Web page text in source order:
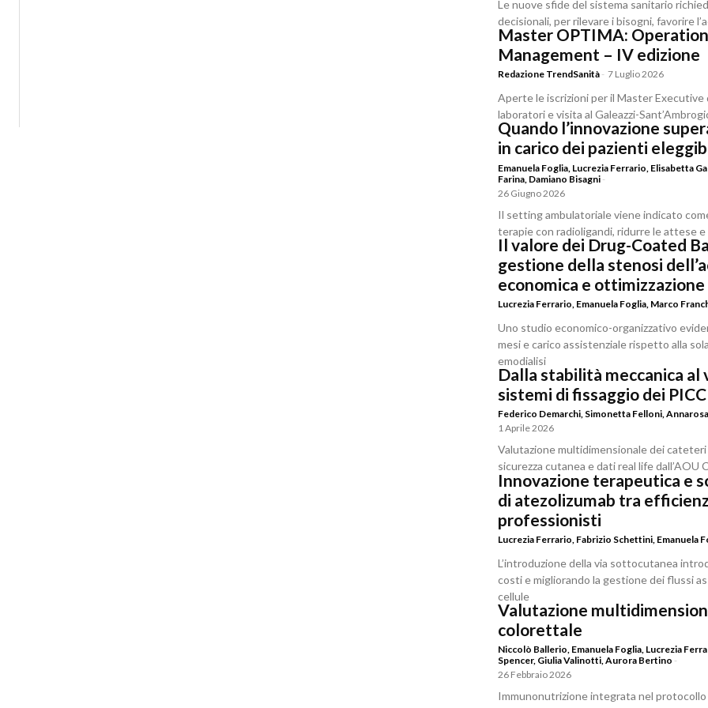
Le nuove sfide del sistema sanitario
decisionali, per rilevare i bisogni, favorire
Master OPTIMA:
Management – IV edizione
Redazione TrendSanità - 7 Luglio 2026
Aperte le iscrizioni per il Master
laboratori e visita al Galeazzi-
Quando l’innovazione
in carico dei pazienti
Emanuela Foglia Lucrezia Ferrario Elisabetta
Farina Damiano Bisagni -
26 Giugno 2026
Il setting ambulatoriale viene indicato
terapie con radioligandi, ridurre le attese
Il valore dei Drug-Coated
gestione della stenosi
economica e
Lucrezia Ferrario Emanuela Foglia Marco
Uno studio economico-organizzativo
mesi e carico assistenziale rispetto alla
emodialisi
Dalla stabilità meccanica al
sistemi di fissaggio dei
Federico Demarchi, Simonetta Felloni,
1 Aprile 2026
Valutazione multidimensionale dei
sicurezza cutanea e dati real life
Innovazione terapeutica e
di atezolizumab tra
professionisti
Lucrezia Ferrario Fabrizio Schettini Emanuela
L’introduzione della via sottocutanea
costi e migliorando la gestione dei flussi
cellule
Valutazione
colorettale
Niccolò Ballerio, Emanuela Foglia, Lucrezia
Spencer, Giulia Valinotti,Aurora Bertino -
26 Febbraio 2026
Immunonutrizione integrata nel